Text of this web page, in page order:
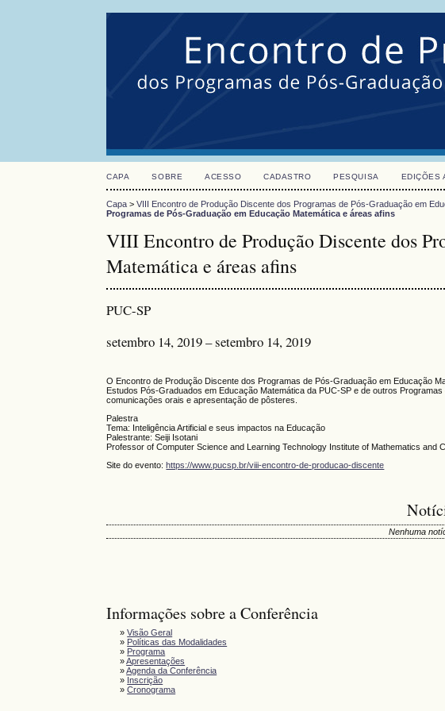
CAPA SOBRE ACESSO CADASTRO PESQUISA EDIÇÕES
Capa >VIII Encontro de Produção Discente dos Programas de Pós-Graduação em
Programas de Pós-Graduação em Educação Matemática e áreas afins
VIII Encontro de Produção Discente dos
Matemática e áreas afins
PUC-SP
setembro 14, 2019 – setembro 14, 2019
O Encontro de Produção Discente dos Programas de Pós-Graduação em Educação
Estudos Pós-Graduados em Educação Matemática da PUC-SP e de outros
comunicações orais e apresentação de pôsteres.
Palestra
Tema: Inteligência Artificial e seus impactos na Educação
Palestrante: Seiji Isotani
Professor of Computer Science and Learning Technology Institute of Mathematics and
Site do evento:https://www.pucsp.br/viii-encontro-de-producao-discente
Nenhuma
Informações sobre a Conferência
»Visão Geral
» Políticas das Modalidades
» Programa
»Apresentações
»Agenda da Conferência
» Inscrição
»Cronograma